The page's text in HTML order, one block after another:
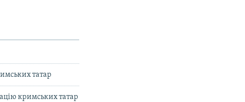
татар
кримських татар